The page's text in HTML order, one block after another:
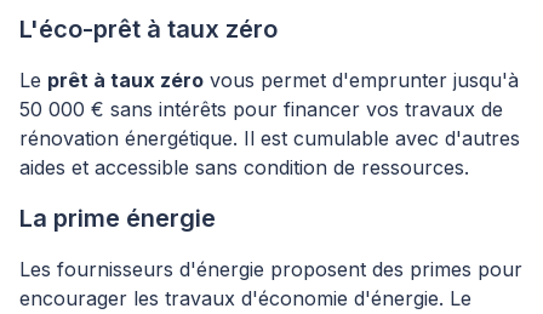
L'éco-prêt à taux zéro
Le prêt à taux zéro vous permet d'emprunter jusqu'à
50 000 € sans intérêts pour financer vos travaux de
rénovation énergétique. Il est cumulable avec d'autres
aides et accessible sans condition de ressources.
La prime énergie
Les fournisseurs d'énergie proposent des primes pour
encourager les travaux d'économie d'énergie. Le